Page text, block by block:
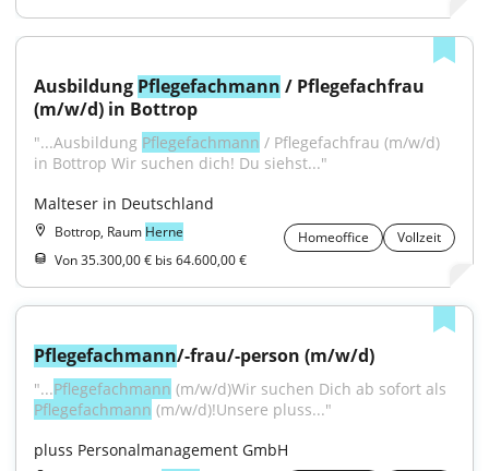
Ausbildung Pflegefachmann / Pflegefachfrau
(m/w/d) in Bottrop
"...Ausbildung Pflegefachmann / Pflegefachfrau (m/w/d)
in Bottrop Wir suchen dich! Du siehst..."
Malteser in Deutschland
Bottrop, Raum Herne Homeoffice
Vollzeit
Von 35.300,00 € bis 64.600,00 €
Pflegefachmann/-frau/-person (m/w/d)
"...Pflegefachmann
Pflegefachmann (m/w/d)!Unsere pluss..."
pluss Personalmanagement GmbH